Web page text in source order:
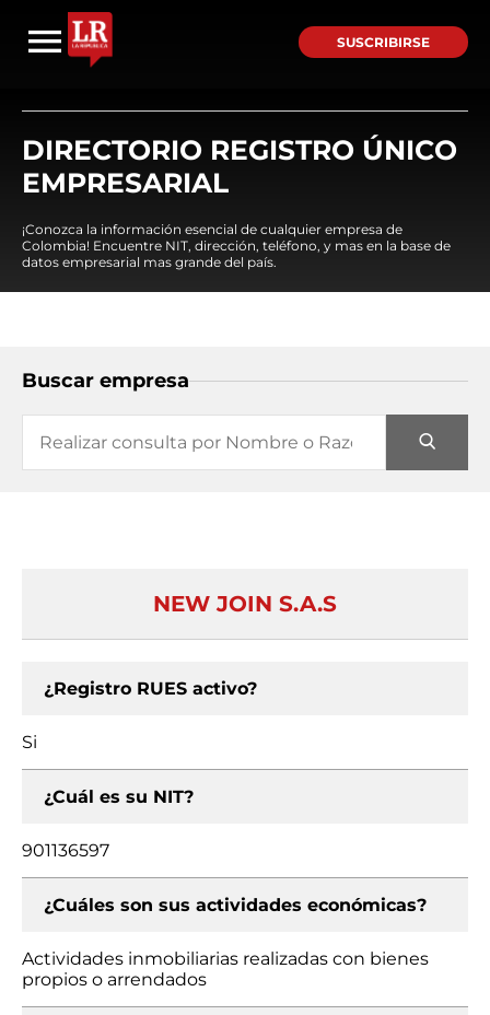
SUSCRIBIRSE
DIRECTORIO REGISTRO ÚNICO
EMPRESARIAL
¡Conozca la información esencial de cualquier empresa de
Colombia! Encuentre NIT, dirección, teléfono, y mas en la base de
datos empresarial mas grande del país.
Buscar empresa
NEW JOIN S.A.S
¿Registro RUES activo?
Si
¿Cuál es su NIT?
901136597
¿Cuáles son sus actividades económicas?
Actividades inmobiliarias realizadas con bienes
propios o arrendados